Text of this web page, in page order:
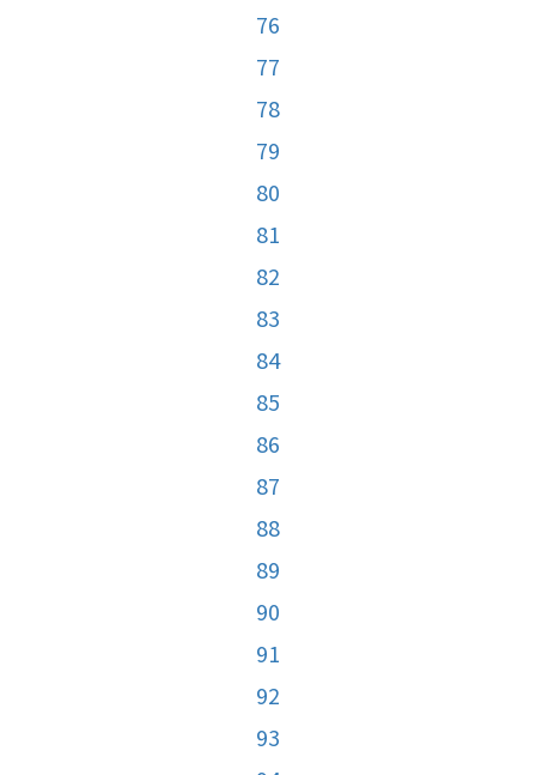
76
77
78
79
80
81
82
83
84
85
86
87
88
89
90
91
92
93